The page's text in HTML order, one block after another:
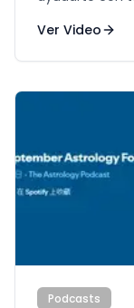
Ver Video
Podcasts